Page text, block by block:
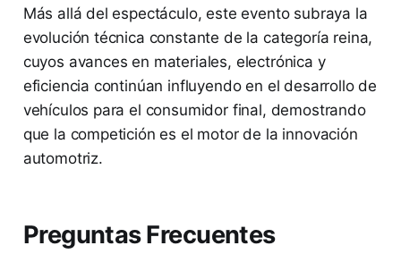
Más allá del espectáculo, este evento subraya la
evolución técnica constante de la categoría reina,
cuyos avances en materiales, electrónica y
eficiencia continúan influyendo en el desarrollo de
vehículos para el consumidor final, demostrando
que la competición es el motor de la innovación
automotriz.
Preguntas Frecuentes